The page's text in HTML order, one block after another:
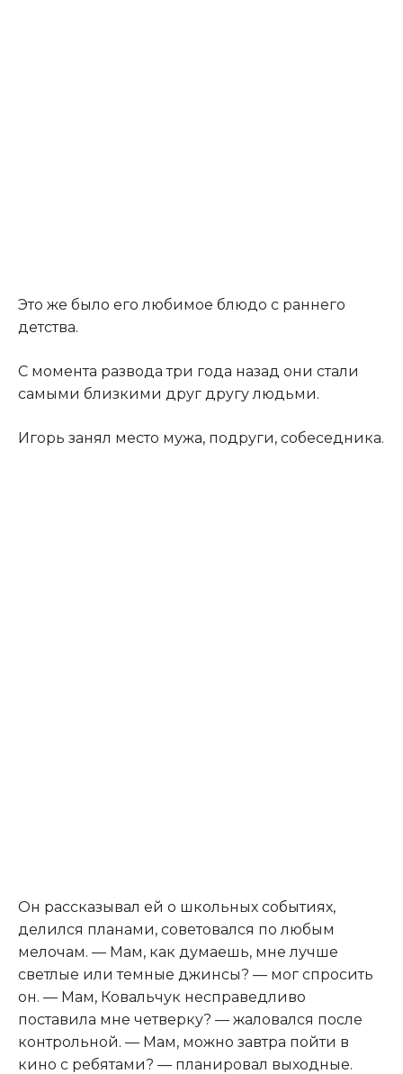
Это же было его любимое блюдо с раннего
детства.
С момента развода три года назад они стали
самыми близкими друг другу людьми.
Игорь занял место мужа, подруги, собеседника.
Он рассказывал ей о школьных событиях,
делился планами, советовался по любым
мелочам. — Мам, как думаешь, мне лучше
светлые или темные джинсы? — мог спросить
он. — Мам, Ковальчук несправедливо
поставила мне четверку? — жаловался после
контрольной. — Мам, можно завтра пойти в
кино с ребятами? — планировал выходные.